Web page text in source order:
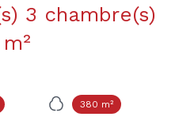
145 m²
380 m²